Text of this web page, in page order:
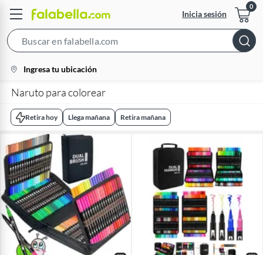
Inicia sesión
Bar
location-
icon
Ingresa tu ubicación
Naruto para colorear
Retira hoy Llega mañana Retira mañana